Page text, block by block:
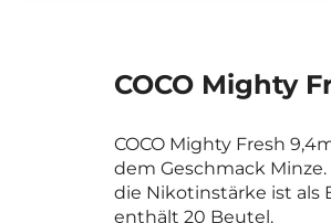
COCO Mighty
COCO Mighty Fresh
dem Geschmack
die Nikotinstärke ist als
enthält 20 Beutel.